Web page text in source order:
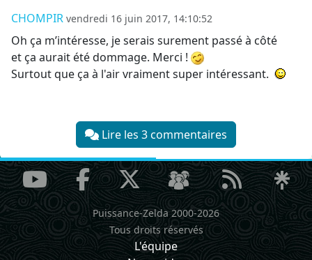
CHOMPIR vendredi 16 juin 2017, 14:10:52
Oh ça m’intéresse, je serais surement passé à côté
et ça aurait été dommage. Merci !
Surtout que ça à l'air vraiment super intéressant.
Lire les 3 commentaires
Puissance-Zelda 2000-2026
Tous droits réservés
L'équipe